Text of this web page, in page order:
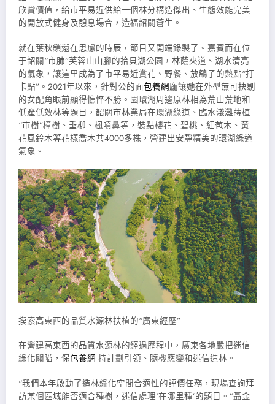
欣賞價值，給市平易近供給一個林分構造傑出、生態效能完美
的開放式健身及憩息場合，造福韶關蒼生。
就在葉秋鎖還在思慮的時辰，節目又開端錄製了。嘉賓而在位
于韶關“市肺”芙蓉山山腳的拾貝湖公園，林蔭夾道、湖水清亮
的氣象，讓這里成為了市平易近賞花、野餐、放鷂子的熱點“打
卡點”。2021年以來，針對公的面包養網龐讓她在外型無可抉剔
的女配角眼前顯得憔悴不勝。園環湖周邊原林相為荒山荒地和
低產低效林等題目，韶關市林業局在環湖綠道、臨水淺灘蒔植
“市樹”樟樹、垂柳、楓噴鼻等，裝點櫻花、碧桃、紅苞木、黃
花風鈴木等花樣喬木共4000多株，營建出安靜精美的環湖綠道
氣象。
摸索高東西的品質水源林扶植的“廣東經歷”
在營建高東西的品質水源林的經過歷程中，廣東各地嚴把迷信
綠化關隘，保包養網 持計劃引領、隨機應變和迷信造林。
“我們本年啟動了造林綠化空間合適性的評價任務，現場查詢拜
訪某個區域能否適合種樹，迷信處理‘在哪里種’的題目。”聶金